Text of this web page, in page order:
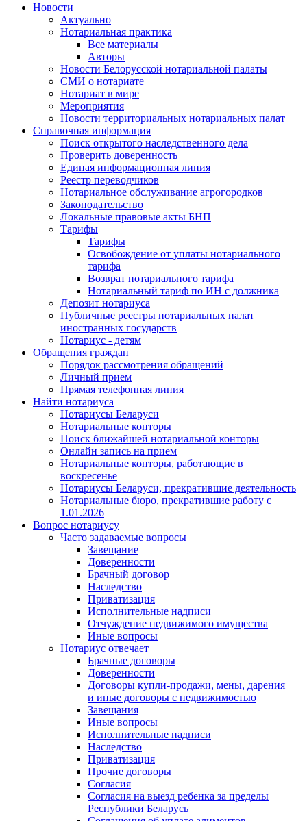
Новости
Актуально
Нотариальная практика
Все материалы
Авторы
Новости Белорусской нотариальной палаты
СМИ о нотариате
Нотариат в мире
Мероприятия
Новости территориальных нотариальных палат
Справочная информация
Поиск открытого наследственного дела
Проверить доверенность
Единая информационная линия
Реестр переводчиков
Нотариальное обслуживание агрогородков
Законодательство
Локальные правовые акты БНП
Тарифы
Тарифы
Освобождение от уплаты нотариального
тарифа
Возврат нотариального тарифа
Нотариальный тариф по ИН с должника
Депозит нотариуса
Публичные реестры нотариальных палат
иностранных государств
Нотариус - детям
Обращения граждан
Порядок рассмотрения обращений
Личный прием
Прямая телефонная линия
Найти нотариуса
Нотариусы Беларуси
Нотариальные конторы
Поиск ближайшей нотариальной конторы
Онлайн запись на прием
Нотариальные конторы, работающие в
воскресенье
Нотариусы Беларуси, прекратившие деятельность
Нотариальные бюро, прекратившие работу с
1.01.2026
Вопрос нотариусу
Часто задаваемые вопросы
Завещание
Доверенности
Брачный договор
Наследство
Приватизация
Исполнительные надписи
Отчуждение недвижимого имущества
Иные вопросы
Нотариус отвечает
Брачные договоры
Доверенности
Договоры купли-продажи, мены, дарения
и иные договоры с недвижимостью
Завещания
Иные вопросы
Исполнительные надписи
Наследство
Приватизация
Прочие договоры
Согласия
Согласия на выезд ребенка за пределы
Республики Беларусь